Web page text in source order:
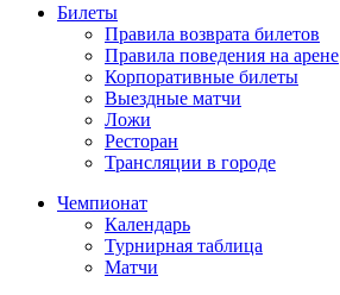
Билеты
Правила возврата билетов
Правила поведения на арене
Корпоративные билеты
Выездные матчи
Ложи
Ресторан
Трансляции в городе
Чемпионат
Календарь
Турнирная таблица
Матчи